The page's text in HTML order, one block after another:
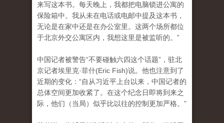
来写这本书。每天晚上，我都把电脑锁进公寓的
保险箱中。我从未在电话或电邮中提及这本书，
无论是在家中还是在办公室里。这两个场所都位
于北京外交公寓区内，我想这里是被监听的。”
中国记者被警告“不要碰触六四这个话题”，驻北
京记者埃里克·菲什(Eric Fish)说。他也注意到了
近期的变化：“自从习近平上台以来，中国记者的
总体空间更加收紧了。在这个纪念日即将到来之
际，他们（当局）似乎比以往的控制更加严格。”